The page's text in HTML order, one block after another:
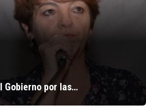
Gobierno por las…